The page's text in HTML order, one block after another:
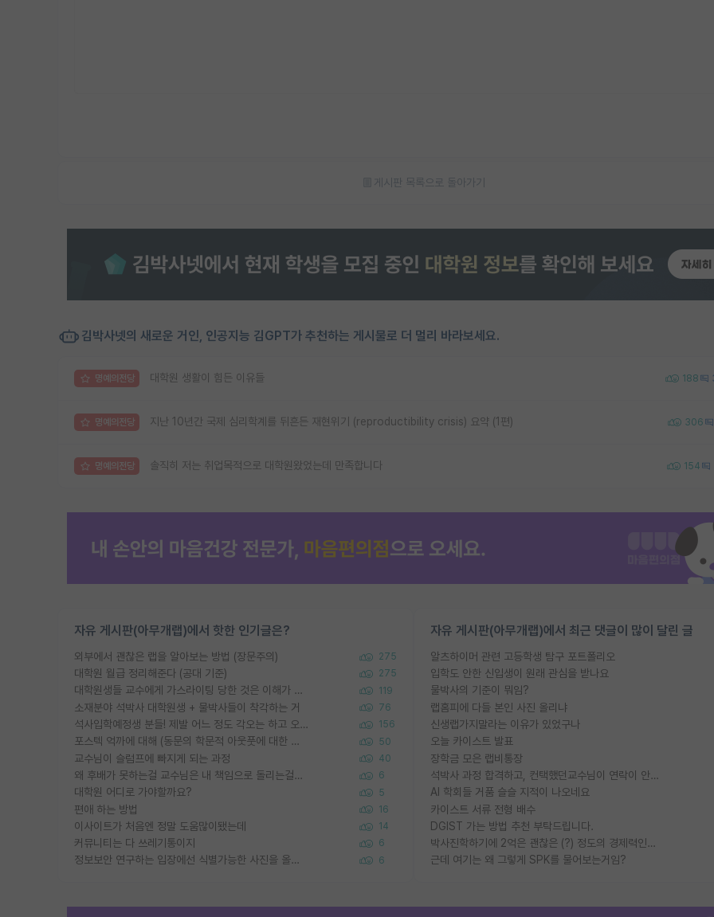
게시판 목록으로 돌아가기
김박사넷의 새로운 거인, 인공지능 김GPT가 추천하는 게시물로 더 멀리 바라보세요.
명예의전당 대학원 생활이 힘든 이유들 188
명예의전당 지난 10년간 국제 심리학계를 뒤흔든 재현위기 (reproductibility crisis) 요약 (1편) 306
명예의전당 솔직히 저는 취업목적으로 대학원왔었는데 만족합니다 154
자유 게시판(아무개랩)에서 핫한 인기글은?
외부에서 괜찮은 랩을 알아보는 방법 (장문주의) 275
대학원 월급 정리해준다 (공대 기준) 275
대학원생들 교수에게 가스라이팅 당한 것은 이해가 갑니다. 안타깝네요. 119
소재분야 석박사 대학원생 + 물박사들이 착각하는 거 76
석사입학예정생 분들! 제발 어느 정도 각오는 하고 오세요. 156
포스텍 억까에 대해 (동문의 학문적 아웃풋에 대한 반박) 50
교수님이 슬럼프에 빠지게 되는 과정 40
왜 후배가 못하는걸 교수님은 내 책임으로 돌리는걸까요? 6
대학원 어디로 가야할까요? 5
편애 하는 방법 16
이사이트가 처음엔 정말 도움많이됐는데 14
커뮤니티는 다 쓰레기통이지 6
정보보안 연구하는 입장에선 식별가능한 사진을 올리는건 비추이긴함 6
자유 게시판(아무개랩)에서 최근 댓글이 많이 달린 글
알츠하이머 관련 고등학생 탐구 포트폴리오
입학도 안한 신입생이 원래 관심을 받나요
물박사의 기준이 뭐임?
랩홈피에 다들 본인 사진 올리냐
신생랩가지말라는 이유가 있었구나
오늘 카이스트 발표
장학금 모은 랩비통장
석박사 과정 합격하고, 컨택했던교수님이 연락이 안됩니다...
AI 학회들 거품 슬슬 지적이 나오네요
카이스트 서류 전형 배수
DGIST 가는 방법 추천 부탁드립니다.
박사진학하기에 2억은 괜찮은 (?) 정도의 경제력인가요
근데 여기는 왜 그렇게 SPK를 물어보는거임?